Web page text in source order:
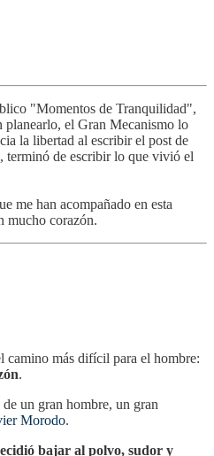
"Momentos de Tranquilidad",
planearlo, el Gran Mecanismo lo
la libertad al escribir el post de
terminó de escribir lo que vivió el
me han acompañado en esta
mucho corazón.
camino más difícil para el hombre:
.
un gran hombre, un gran
Morodo.
bajar al polvo, sudor y